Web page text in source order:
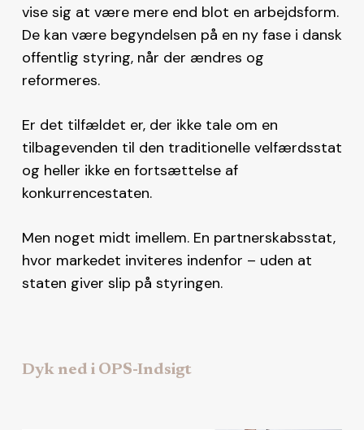
vise sig at være mere end blot en arbejdsform.
De kan være begyndelsen på en ny fase i dansk
offentlig styring, når der ændres og
reformeres.
Er det tilfældet er, der ikke tale om en
tilbagevenden til den traditionelle velfærdsstat
og heller ikke en fortsættelse af
konkurrencestaten.
Men noget midt imellem. En partnerskabsstat,
hvor markedet inviteres indenfor – uden at
staten giver slip på styringen.
Dyk ned i OPS-Indsigt